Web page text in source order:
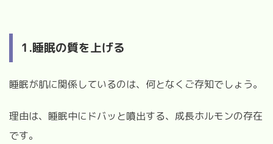
1.睡眠の質を上げる
睡眠が肌に関係しているのは、何となくご存知でしょう。
理由は、睡眠中にドバッと噴出する、成長ホルモンの存在
です。